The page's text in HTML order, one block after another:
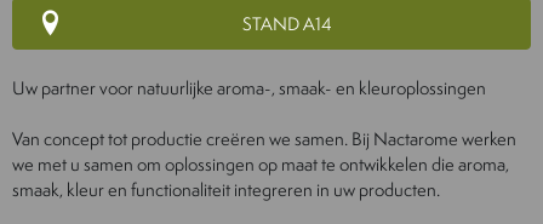
STAND A14
Uw partner voor natuurlijke aroma-, smaak- en kleuroplossingen
Van concept tot productie creëren we samen. Bij Nactarome werken
we met u samen om oplossingen op maat te ontwikkelen die aroma,
smaak, kleur en functionaliteit integreren in uw producten.